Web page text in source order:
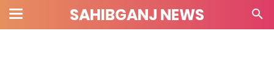
SAHIBGANJ NEWS